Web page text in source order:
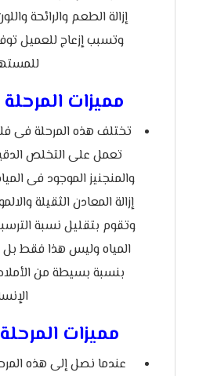
إزالة الطعم والرائحة
وتسبب إزعاج للعميل
مميزات
تختلف هذه المرحلة فى
تعمل على التخلص
والمنجنيز الموجود فى
إزالة المعادن الثقيلة
وتقوم بتقليل نسبة
المياه وليس هذا فقط بل
بنسبة بسيطة من
مميزات
عندما نصل إلى هذه